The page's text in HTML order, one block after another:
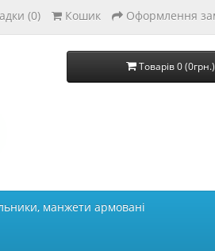
(0) Кошик Оформлення
Товарів 0 (0грн.)
манжети армовані